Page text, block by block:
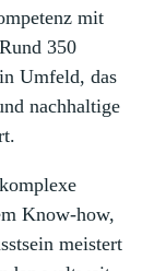
mit
350
Umfeld, das
nachhaltige
Know-how,
meistert